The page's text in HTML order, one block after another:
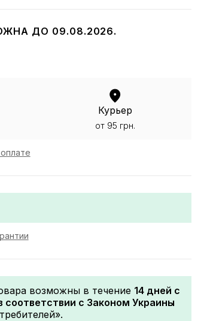
ДО 09.08.2026.
Курьер
от 95 грн.
возможны в течение 14 дней с
соответствии с Законом Украины